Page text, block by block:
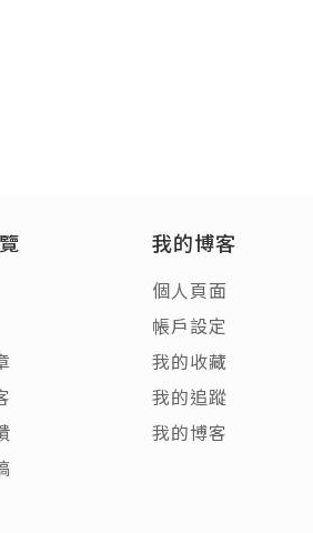
我的博客
個人頁面
帳戶設定
我的收藏
我的追蹤
我的博客